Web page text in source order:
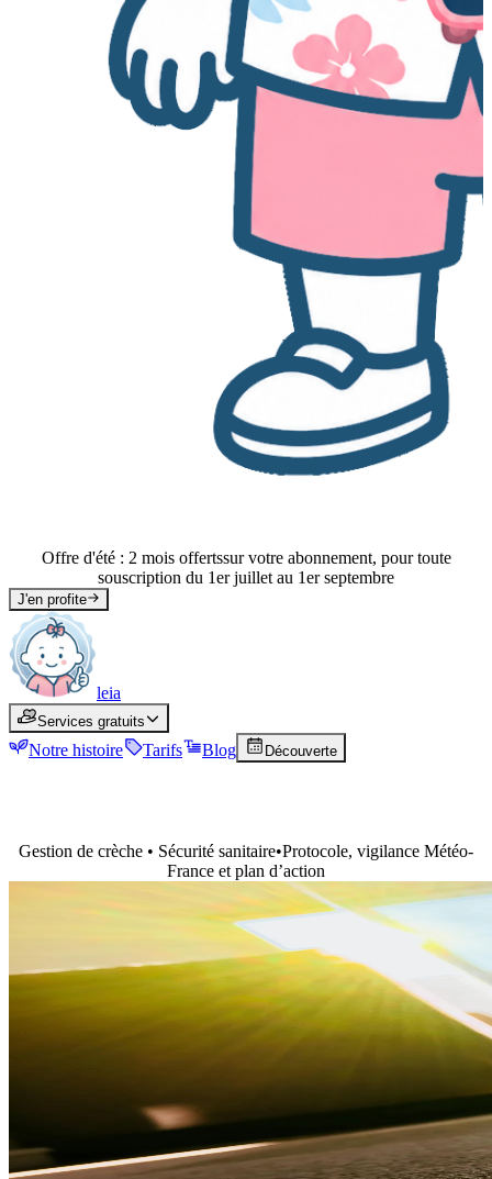
Offre d'été : 2 mois offertssur votre abonnement, pour toute
souscription du 1er juillet au 1er septembre
J'en profite
leia
Services gratuits
Notre histoire Tarifs Blog Découverte
leia
ServicesServices gratuits
Histoire Tarifs Blog Découverte
Gestion de crèche • Sécurité sanitaire•Protocole, vigilance Météo-
France et plan d’action